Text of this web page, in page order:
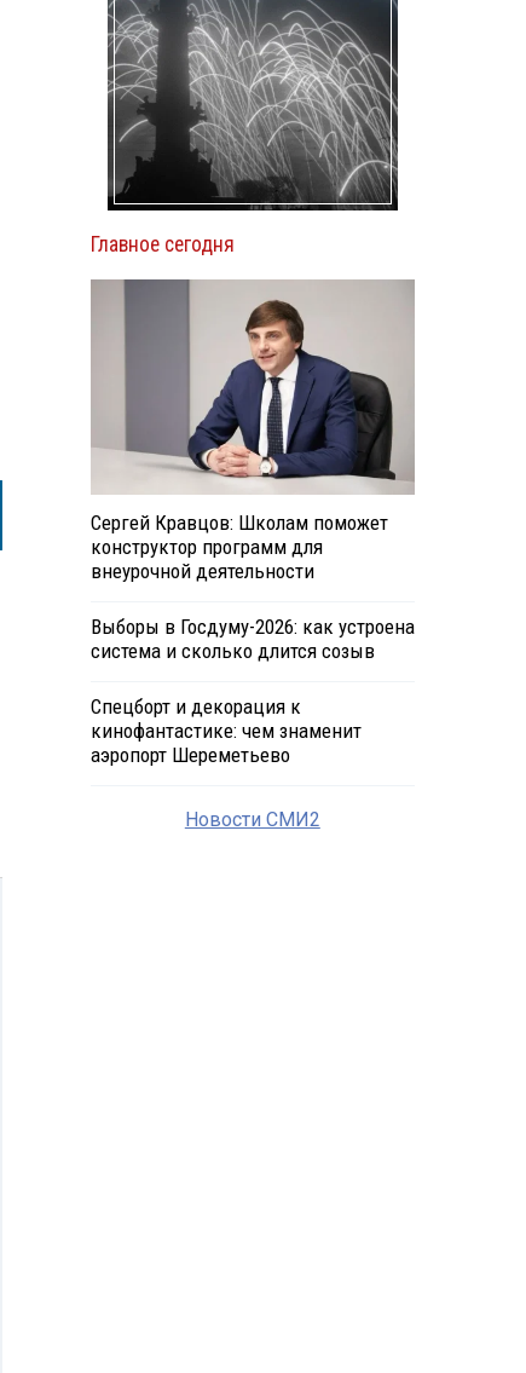
Главное сегодня
Сергей Кравцов: Школам поможет
конструктор программ для
внеурочной деятельности
Выборы в Госдуму-2026: как устроена
система и сколько длится созыв
Спецборт и декорация к
кинофантастике: чем знаменит
аэропорт Шереметьево
Новости СМИ2